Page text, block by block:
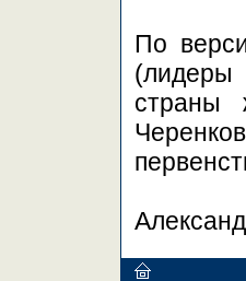
По
(лидеры
страны